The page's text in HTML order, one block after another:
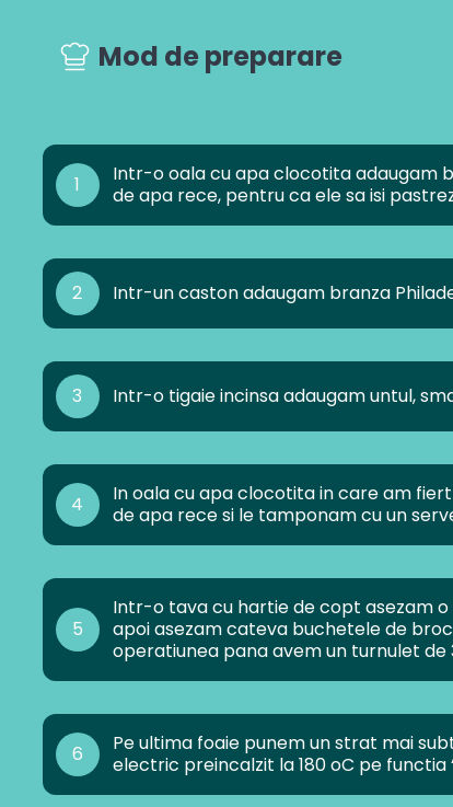
Mod de preparare
1
Intr-o oala cu apa clocotita adaugam
de apa rece, pentru ca ele sa isi
2 Intr-un caston adaugam branza
3 Intr-o tigaie incinsa adaugam untul,
4
In oala cu apa clocotita in care am
de apa rece si le tamponam cu un
5
Intr-o tava cu hartie de copt asezam o
apoi asezam cateva buchetele de
operatiunea pana avem un turnulet de
6
Pe ultima foaie punem un strat mai
electric preincalzit la 180 oC pe functia